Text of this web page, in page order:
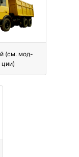
(см. мод-
ции)